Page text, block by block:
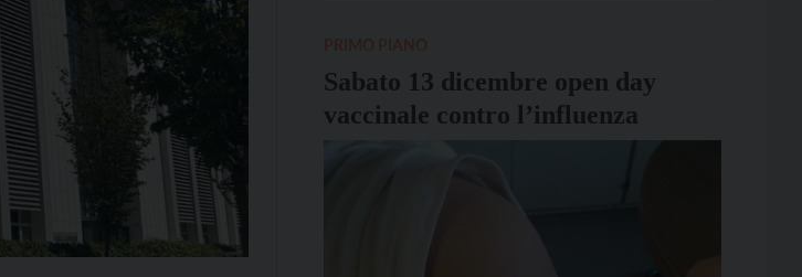
Sabato 13 dicembre open day
vaccinale contro l’influenza